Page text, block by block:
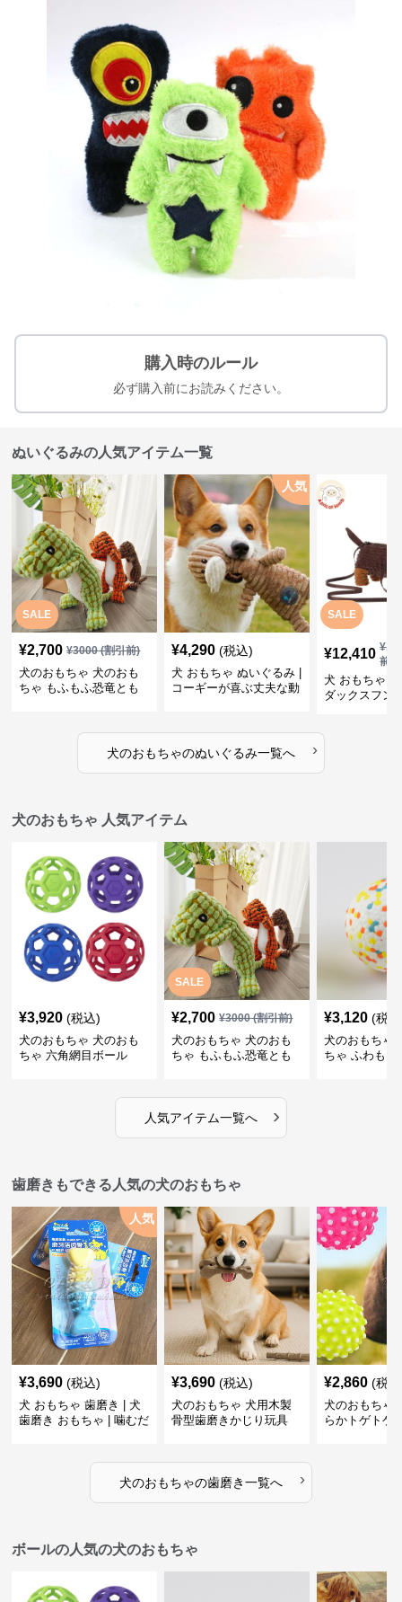
購入時のルール
必ず購入前にお読みください。
ぬいぐるみの人気アイテム一覧
SALE
¥2,700 ¥3000(割引前)
犬のおもちゃ 犬のおも
ちゃ もふもふ恐竜とも
人気
¥4,290 (税込)
犬 おもちゃ ぬいぐるみ |
コーギーが喜ぶ丈夫な動
SALE
¥12,410 ¥
前)
犬 おもちゃ
ダックスフン
犬のおもちゃのぬいぐるみ一覧へ ›
犬のおもちゃ 人気アイテム
¥3,920 (税込)
犬のおもちゃ 犬のおも
ちゃ 六角網目ボール
SALE
¥2,700 ¥3000(割引前)
犬のおもちゃ 犬のおも
ちゃ もふもふ恐竜とも
¥3,120 (税
犬のおもちゃ
ちゃ ふわもこ
人気アイテム一覧へ ›
歯磨きもできる人気の犬のおもちゃ
人気
¥3,690 (税込)
犬 おもちゃ 歯磨き | 犬
歯磨き おもちゃ | 噛むだ
¥3,690 (税込)
犬のおもちゃ 犬用木製
骨型歯磨きかじり玩具
¥2,860 (税
犬のおもちゃ
らかトゲトゲ
犬のおもちゃの歯磨き一覧へ ›
ボールの人気の犬のおもちゃ